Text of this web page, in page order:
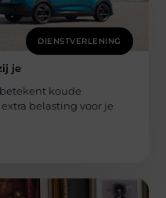
DIENSTVERLENING
je
koude
belasting voor je